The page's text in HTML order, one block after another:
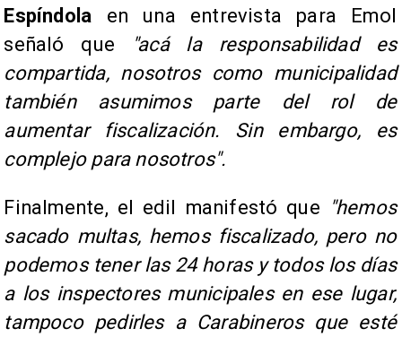
Espíndola en una entrevista para Emol
señaló que
"acá la responsabilidad es
compartida, nosotros como municipalidad
también asumimos parte del rol de
aumentar fiscalización. Sin embargo, es
complejo para nosotros".
Finalmente, el edil manifestó que "hemos
sacado multas, hemos fiscalizado, pero no
podemos tener las 24 horas y todos los días
a los inspectores municipales en ese lugar,
tampoco pedirles a Carabineros que esté